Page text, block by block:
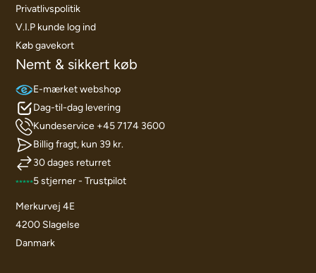
Privatlivspolitik
V.I.P kunde log ind
Køb gavekort
Nemt & sikkert køb
E-mærket webshop
Dag-til-dag levering
Kundeservice +45 7174 3600
Billig fragt, kun 39 kr.
30 dages returret
5 stjerner - Trustpilot
Merkurvej 4E
4200 Slagelse
Danmark